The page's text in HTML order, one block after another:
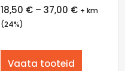
18,50 € – 37,00 € + km
(24%)
Vaata tooteid